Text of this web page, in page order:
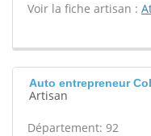
Voir la fiche artisan :
Auto entrepreneur
Artisan
Département: 92